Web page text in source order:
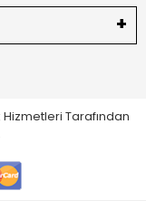
Hizmetleri Tarafından